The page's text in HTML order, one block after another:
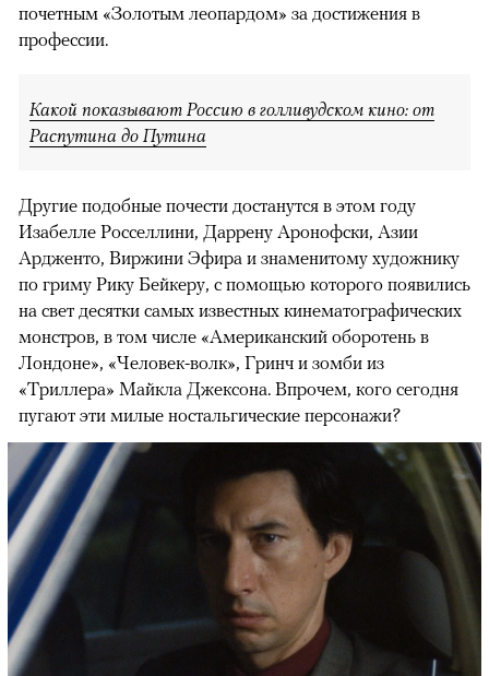
почетным «Золотым леопардом» за достижения в
профессии.
Какой показывают Россию в голливудском кино: от
Распутина до Путина
Другие подобные почести достанутся в этом году
Изабелле Росселлини, Даррену Аронофски, Азии
Ардженто, Виржини Эфира и знаменитому художнику
по гриму Рику Бейкеру, с помощью которого появились
на свет десятки самых известных кинематографических
монстров, в том числе «Американский оборотень в
Лондоне», «Человек-волк», Гринч и зомби из
«Триллера» Майкла Джексона. Впрочем, кого сегодня
пугают эти милые ностальгические персонажи?